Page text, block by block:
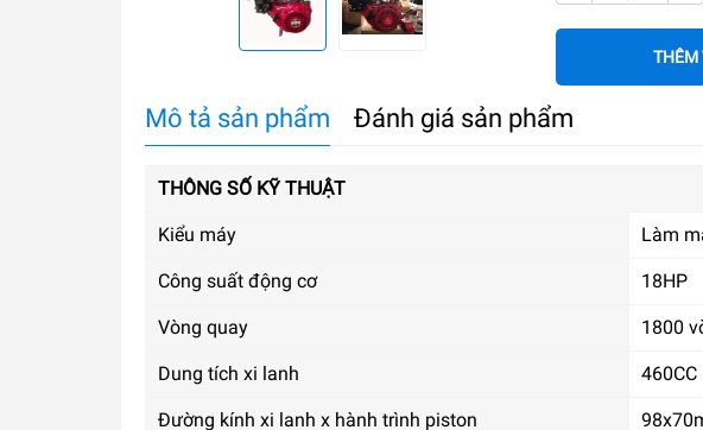
THÊM
Mô tả sản phẩm Đánh giá sản phẩm
THÔNG SỐ KỸ THUẬT
Kiểu máy Làm
Công suất động cơ 18HP
Vòng quay 1800
Dung tích xi lanh 460CC
Đường kính xi lanh x hành trình piston